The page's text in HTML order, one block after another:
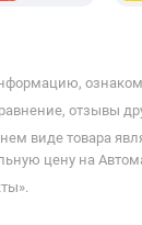
отзывы
виде товара
цену на